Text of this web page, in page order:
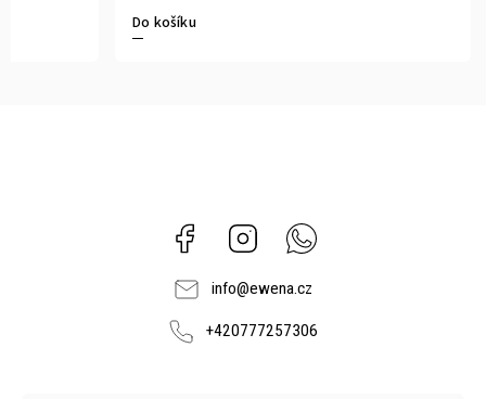
Do košíku
Facebook Instagram
info@ewena.cz
+420777257306